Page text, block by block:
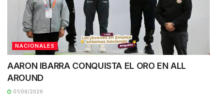
NACIONALES
AARON IBARRA CONQUISTA EL ORO EN ALL
AROUND
01/06/2026